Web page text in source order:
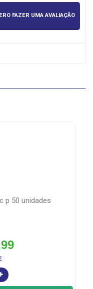
FAZER UMA AVALIAÇÃO
p 50 unidades